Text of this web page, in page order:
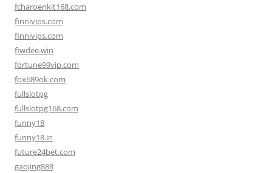
fcharoenkit168.com
finnivips.com
finnivips.com
fiwdee.win
fortune99vip.com
fox689ok.com
fullslotpg
fullslotpg168.com
funny18
funny18.in
future24bet.com
gaojing888